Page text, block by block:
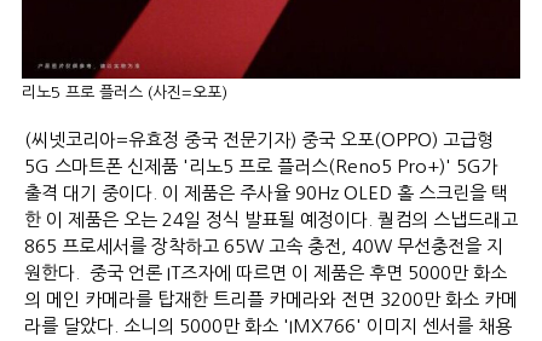
리노5 프로 플러스 (사진=오포)
(씨넷코리아=유효정 중국 전문기자) 중국 오포(OPPO) 고급형
5G 스마트폰 신제품 '리노5 프로 플러스(Reno5 Pro+)' 5G가
출격 대기 중이다. 이 제품은 주사율 90Hz OLED 홀 스크린을 택
한 이 제품은 오는 24일 정식 발표될 예정이다. 퀄컴의 스냅드래고
865 프로세서를 장착하고 65W 고속 충전, 40W 무선충전을 지
원한다. 중국 언론 IT즈자에 따르면 이 제품은 후면 5000만 화소
의 메인 카메라를 탑재한 트리플 카메라와 전면 3200만 화소 카메
라를 달았다. 소니의 5000만 화소 'IMX766' 이미지 센서를 채용